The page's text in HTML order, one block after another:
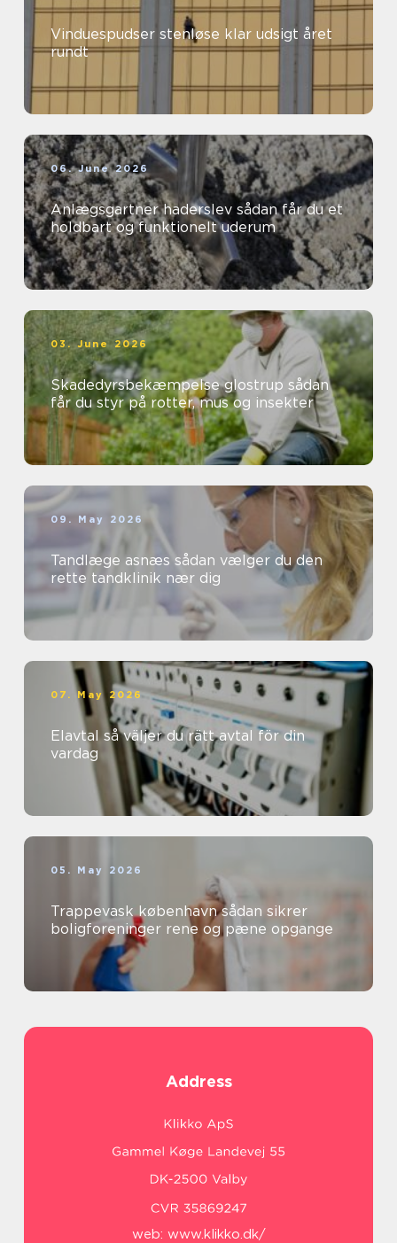
Vinduespudser stenløse klar udsigt året
rundt
06. June 2026
Anlægsgartner haderslev sådan får du et
holdbart og funktionelt uderum
03. June 2026
Skadedyrsbekæmpelse glostrup sådan
får du styr på rotter, mus og insekter
09. May 2026
Tandlæge asnæs sådan vælger du den
rette tandklinik nær dig
07. May 2026
Elavtal så väljer du rätt avtal för din
vardag
05. May 2026
Trappevask københavn sådan sikrer
boligforeninger rene og pæne opgange
Address
web: www.klikko.dk/